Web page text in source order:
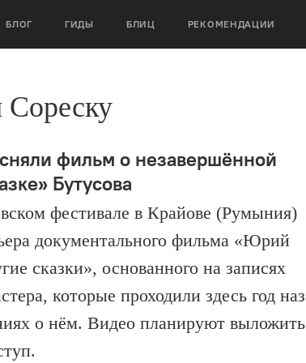
БЛОГ ГИДЫ БЛИЦ РЕКОМЕНДАЦИИ
Сореску
фильм о незавершённой
Бутусова
фестивале в Крайове (Румыния)
документального фильма «Юрий
сказки», основанного на записях
которые проходили здесь год
о нём. Видео планируют